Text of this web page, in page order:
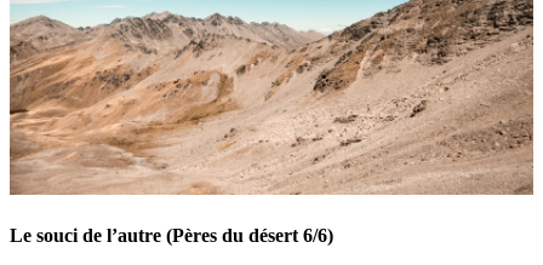
Le souci de l’autre (Pères du désert 6/6)